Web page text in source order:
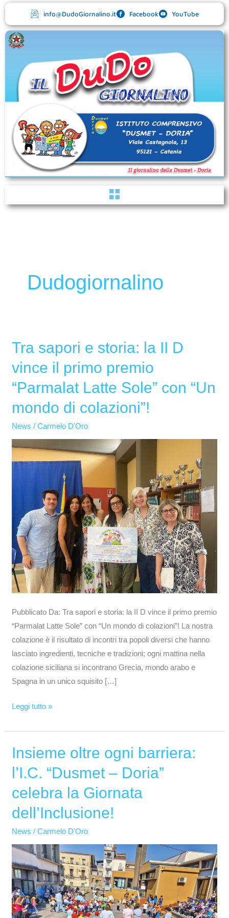
contenuto
info@DudoGiornalino.it Facebook YouTube
Menu
Dudogiornalino
Tra sapori e storia: la II D
vince il primo premio
“Parmalat Latte Sole” con “Un
mondo di colazioni”!
News /Carmelo D'Oro
Pubblicato Da: Tra sapori e storia: la II D vince il primo premio
“Parmalat Latte Sole” con “Un mondo di colazioni”! La nostra
colazione è il risultato di incontri tra popoli diversi che hanno
lasciato ingredienti, tecniche e tradizioni; ogni mattina nella
colazione siciliana si incontrano Grecia, mondo arabo e
Spagna in un unico squisito […]
Tra
e
storia:
II
D
vince
“Parmalat
Sole”
con
“Un
mondo
di
colazioni”!
Leggi tutto »
Insieme oltre ogni barriera:
l’I.C. “Dusmet – Doria”
celebra la Giornata
dell’Inclusione!
News /Carmelo D'Oro
Insieme
ogni
barriera:
“Dusmet
–
Doria”
celebra
la
Giornata
dell’Inclusione!